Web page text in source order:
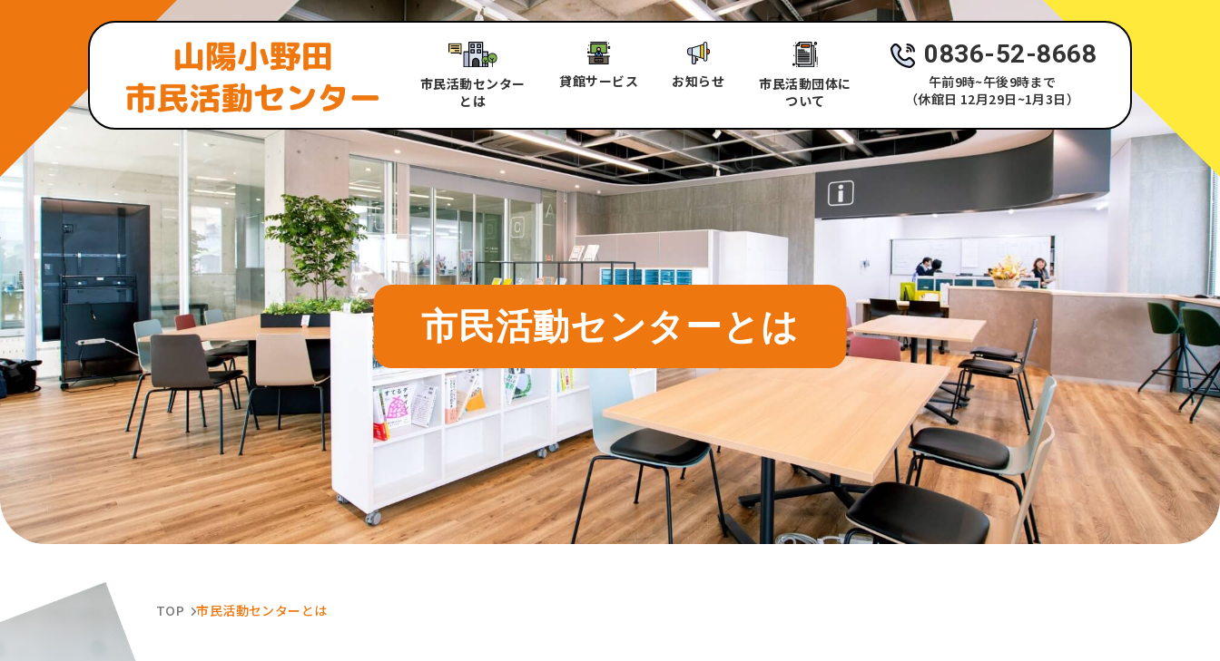
市民活動センターとは
市民活動センター
とは
貸館サービス お知らせ
市民活動団体に
ついて
0836-52-8668
午前9時~午後9時まで
（休館日 12月29日~1月3日）
TOP 市民活動センターとは